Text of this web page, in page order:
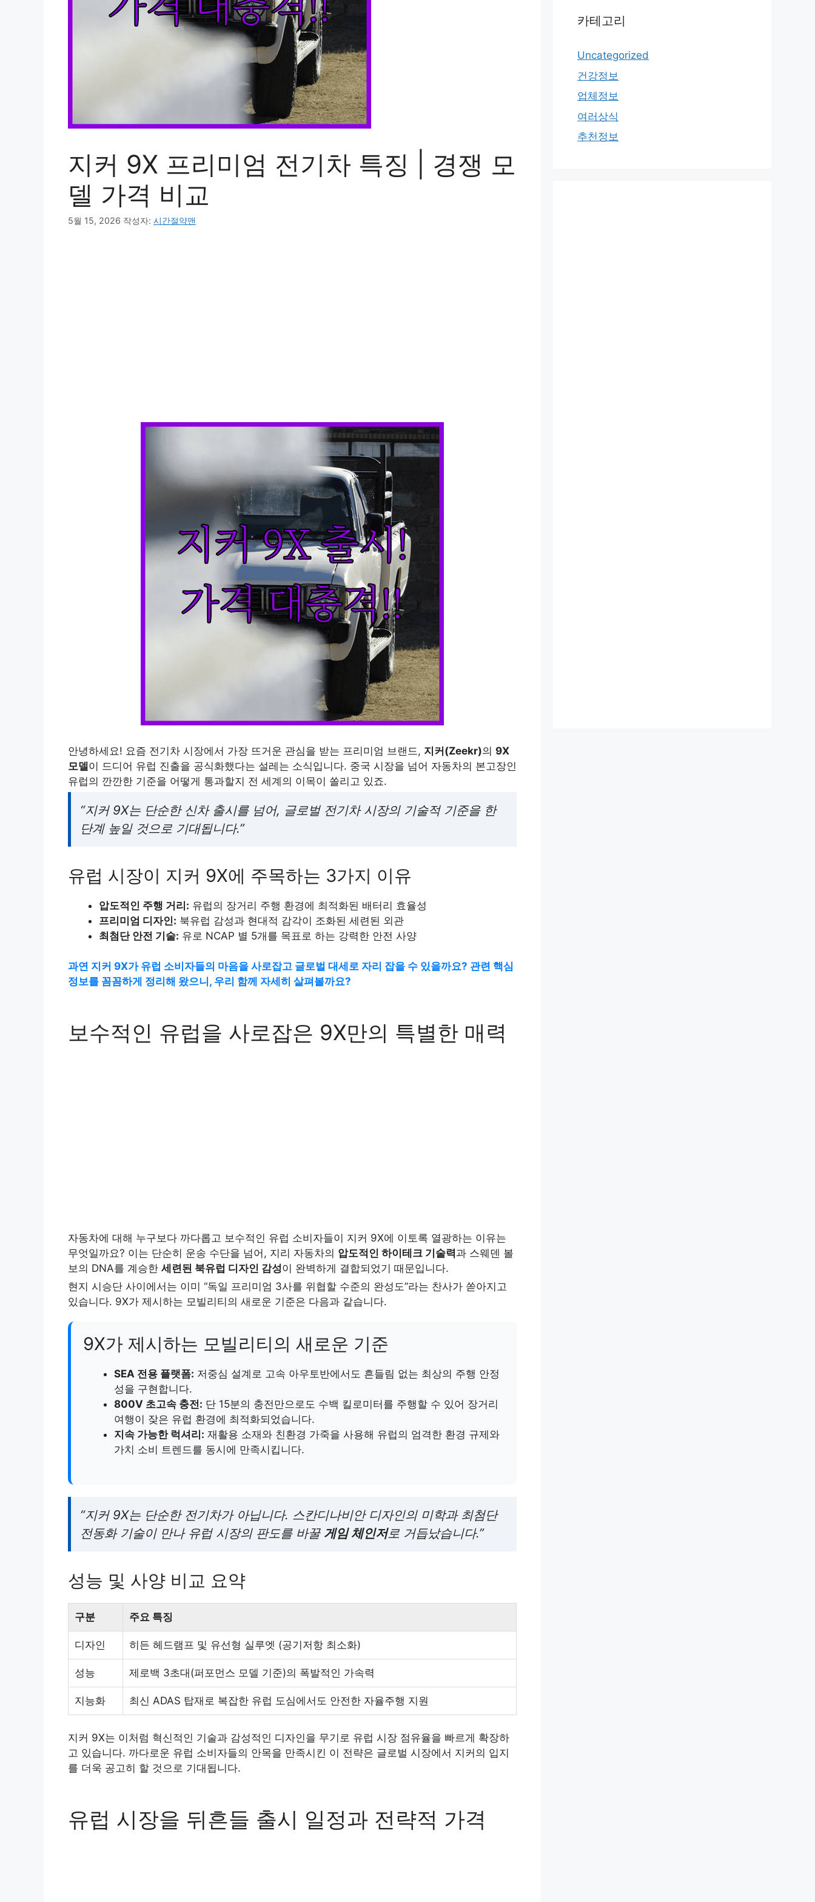
지커 9X 프리미엄 전기차 특징 | 경쟁 모
델 가격 비교
5월 15, 2026 작성자: 시간절약맨
안녕하세요! 요즘 전기차 시장에서 가장 뜨거운 관심을 받는 프리미엄 브랜드, 지커(Zeekr)의 9X
모델이 드디어 유럽 진출을 공식화했다는 설레는 소식입니다. 중국 시장을 넘어 자동차의 본고장인
유럽의 깐깐한 기준을 어떻게 통과할지 전 세계의 이목이 쏠리고 있죠.
“지커 9X는 단순한 신차 출시를 넘어, 글로벌 전기차 시장의 기술적 기준을 한
단계 높일 것으로 기대됩니다.”
유럽 시장이 지커 9X에 주목하는 3가지 이유
압도적인 주행 거리: 유럽의 장거리 주행 환경에 최적화된 배터리 효율성
프리미엄 디자인: 북유럽 감성과 현대적 감각이 조화된 세련된 외관
최첨단 안전 기술: 유로 NCAP 별 5개를 목표로 하는 강력한 안전 사양
과연 지커 9X가 유럽 소비자들의 마음을 사로잡고 글로벌 대세로 자리 잡을 수 있을까요? 관련 핵심
정보를 꼼꼼하게 정리해 왔으니, 우리 함께 자세히 살펴볼까요?
보수적인 유럽을 사로잡은 9X만의 특별한 매력
자동차에 대해 누구보다 까다롭고 보수적인 유럽 소비자들이 지커 9X에 이토록 열광하는 이유는
무엇일까요? 이는 단순히 운송 수단을 넘어, 지리 자동차의 압도적인 하이테크 기술력과 스웨덴 볼
보의 DNA를 계승한 세련된 북유럽 디자인 감성이 완벽하게 결합되었기 때문입니다.
현지 시승단 사이에서는 이미 “독일 프리미엄 3사를 위협할 수준의 완성도”라는 찬사가 쏟아지고
있습니다. 9X가 제시하는 모빌리티의 새로운 기준은 다음과 같습니다.
9X가 제시하는 모빌리티의 새로운 기준
SEA 전용 플랫폼: 저중심 설계로 고속 아우토반에서도 흔들림 없는 최상의 주행 안정
성을 구현합니다.
800V 초고속 충전: 단 15분의 충전만으로도 수백 킬로미터를 주행할 수 있어 장거리
여행이 잦은 유럽 환경에 최적화되었습니다.
지속 가능한 럭셔리: 재활용 소재와 친환경 가죽을 사용해 유럽의 엄격한 환경 규제와
가치 소비 트렌드를 동시에 만족시킵니다.
“지커 9X는 단순한 전기차가 아닙니다. 스칸디나비안 디자인의 미학과 최첨단
전동화 기술이 만나 유럽 시장의 판도를 바꿀 게임 체인저로 거듭났습니다.”
성능 및 사양 비교 요약
구분 주요 특징
디자인 히든 헤드램프 및 유선형 실루엣 (공기저항 최소화)
성능 제로백 3초대(퍼포먼스 모델 기준)의 폭발적인 가속력
지능화 최신 ADAS 탑재로 복잡한 유럽 도심에서도 안전한 자율주행 지원
지커 9X는 이처럼 혁신적인 기술과 감성적인 디자인을 무기로 유럽 시장 점유율을 빠르게 확장하
고 있습니다. 까다로운 유럽 소비자들의 안목을 만족시킨 이 전략은 글로벌 시장에서 지커의 입지
를 더욱 공고히 할 것으로 기대됩니다.
유럽 시장을 뒤흔들 출시 일정과 전략적 가격
카테고리
Uncategorized
건강정보
업체정보
여러상식
추천정보